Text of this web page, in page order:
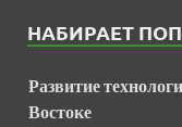
НАБИРАЕТ
Развитие
Востоке